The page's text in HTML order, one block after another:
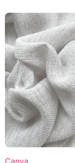
Canva